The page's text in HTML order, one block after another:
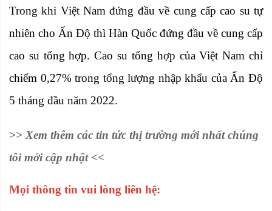
Trong khi Việt Nam đứng đầu về cung cấp cao su tự
nhiên cho Ấn Độ thì Hàn Quốc đứng đầu về cung cấp
cao su tổng hợp. Cao su tổng hợp của Việt Nam chỉ
chiếm 0,27% trong tổng lượng nhập khẩu của Ấn Độ
5 tháng đầu năm 2022.
>> Xem thêm các tin tức thị trường mới nhất chúng
tôi mới cập nhật <<
Mọi thông tin vui lòng liên hệ: